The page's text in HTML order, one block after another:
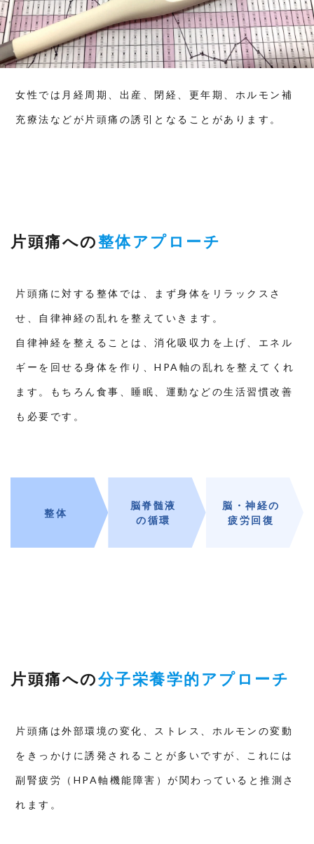
でサ
ポー
ト
10
一般
料金
11
ルポ
リシ
女性では月経周期、出産、閉経、更年期、ホルモン補
充療法などが片頭痛の誘引となることがあります。
片頭痛への整体アプローチ
片頭痛に対する整体では、まず身体をリラックスさ
せ、自律神経の乱れを整えていきます。
自律神経を整えることは、消化吸収力を上げ、エネル
ギーを回せる身体を作り、HPA軸の乱れを整えてくれ
ます。もちろん食事、睡眠、運動などの生活習慣改善
も必要です。
整体
脳脊髄液
の循環
脳・神経の
疲労回復
片頭痛への分子栄養学的アプローチ
片頭痛は外部環境の変化、ストレス、ホルモンの変動
をきっかけに誘発されることが多いですが、これには
副腎疲労（HPA軸機能障害）が関わっていると推測さ
れます。